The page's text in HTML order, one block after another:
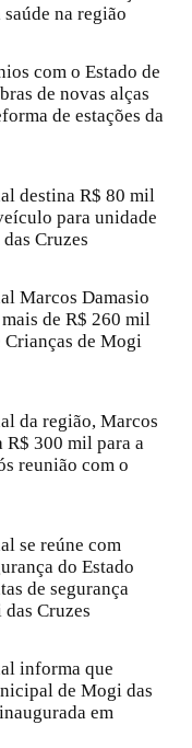
na região
com o Estado de
de novas alças
de estações da
destina R$ 80 mil
para unidade
Cruzes
Marcos Damasio
de R$ 260 mil
de Mogi
da região, Marcos
R$ 300 mil para a
reunião com o
se reúne com
do Estado
de segurança
Cruzes
informa que
de Mogi das
em